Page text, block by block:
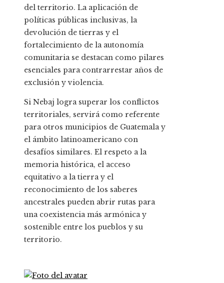
del territorio. La aplicación de
políticas públicas inclusivas, la
devolución de tierras y el
fortalecimiento de la autonomía
comunitaria se destacan como pilares
esenciales para contrarrestar años de
exclusión y violencia.
Si Nebaj logra superar los conflictos
territoriales, servirá como referente
para otros municipios de Guatemala y
el ámbito latinoamericano con
desafíos similares. El respeto a la
memoria histórica, el acceso
equitativo a la tierra y el
reconocimiento de los saberes
ancestrales pueden abrir rutas para
una coexistencia más armónica y
sostenible entre los pueblos y su
territorio.